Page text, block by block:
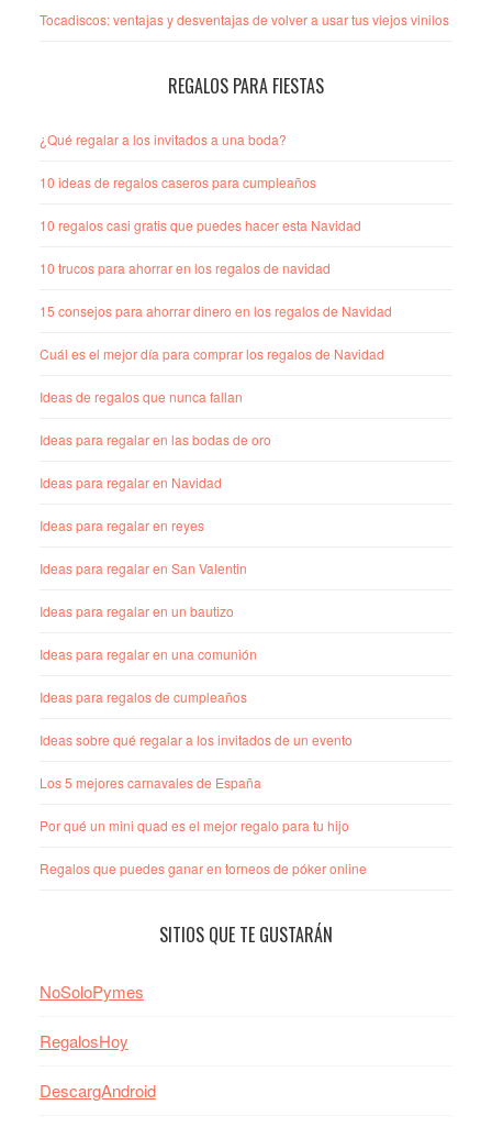
Tocadiscos: ventajas y desventajas de volver a usar tus viejos vinilos
REGALOS PARA FIESTAS
¿Qué regalar a los invitados a una boda?
10 ideas de regalos caseros para cumpleaños
10 regalos casi gratis que puedes hacer esta Navidad
10 trucos para ahorrar en los regalos de navidad
15 consejos para ahorrar dinero en los regalos de Navidad
Cuál es el mejor día para comprar los regalos de Navidad
Ideas de regalos que nunca fallan
Ideas para regalar en las bodas de oro
Ideas para regalar en Navidad
Ideas para regalar en reyes
Ideas para regalar en San Valentin
Ideas para regalar en un bautizo
Ideas para regalar en una comunión
Ideas para regalos de cumpleaños
Ideas sobre qué regalar a los invitados de un evento
Los 5 mejores carnavales de España
Por qué un mini quad es el mejor regalo para tu hijo
Regalos que puedes ganar en torneos de póker online
SITIOS QUE TE GUSTARÁN
NoSoloPymes
RegalosHoy
DescargAndroid